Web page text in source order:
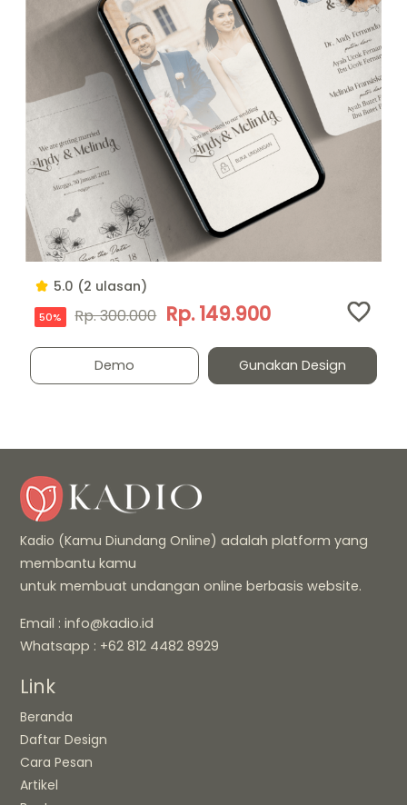
5.0 (2 ulasan)
50% Rp. 300.000 Rp. 149.900
Demo Gunakan Design
Kadio (Kamu Diundang Online) adalah platform yang
membantu kamu
untuk membuat undangan online berbasis website.
Email : info@kadio.id
Whatsapp : +62 812 4482 8929
Link
Beranda
Daftar Design
Cara Pesan
Artikel